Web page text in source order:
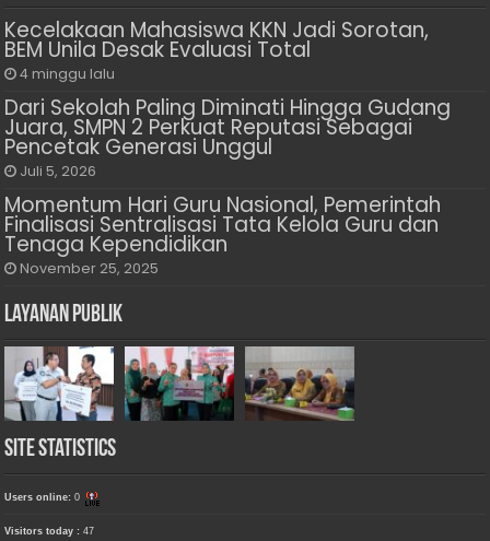
Kecelakaan Mahasiswa KKN Jadi Sorotan,
BEM Unila Desak Evaluasi Total
4 minggu lalu
Dari Sekolah Paling Diminati Hingga Gudang
Juara, SMPN 2 Perkuat Reputasi Sebagai
Pencetak Generasi Unggul
Juli 5, 2026
Momentum Hari Guru Nasional, Pemerintah
Finalisasi Sentralisasi Tata Kelola Guru dan
Tenaga Kependidikan
November 25, 2025
Layanan Publik
Site Statistics
Users online:0
Visitors today :47